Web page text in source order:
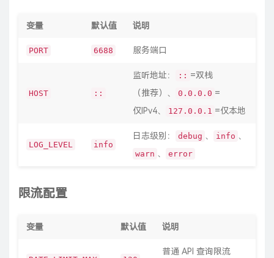
变量 默认值 说明
PORT 6688 服务端口
HOST ::
监听地址： :: =双栈
（推荐）、
0.0.0.0 =
仅IPv4、
127.0.0.1 =仅本地
LOG_LEVEL info
日志级别： debug 、 info 、
warn 、 error
限流配置
变量 默认值 说明
普通 API 查询限流